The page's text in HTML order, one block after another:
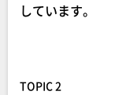
しています。
TOPIC 2